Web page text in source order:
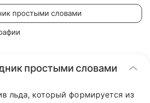
простыми словами
простыми словами
льда, который формируется из